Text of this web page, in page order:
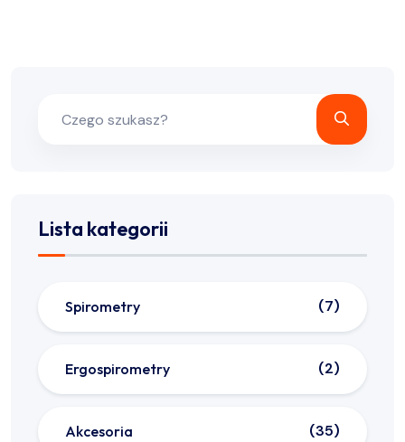
Lista kategorii
Spirometry 7
Ergospirometry 2
Akcesoria 35